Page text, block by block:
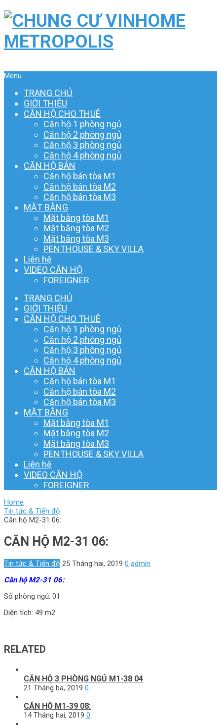
Menu
TRANG CHỦ
GIỚI THIỆU
CĂN HỘ CHO THUÊ
Căn hộ 1 phòng ngủ
Căn hộ 2 phòng ngủ
Căn hộ 3 phòng ngủ
Căn hộ 4 phòng ngủ
CĂN HỘ BÁN
Căn hộ bán tòa M1
Căn hộ bán tòa M2
Căn hộ bán tòa M3
MẶT BẰNG
Mặt bằng tòa M1
Mặt bằng tòa M2
Mặt bằng tòa M3
PENTHOUSE & SKY VILLA
Liên hệ
VIDEO CĂN HỘ
FOREIGNER
TRANG CHỦ
GIỚI THIỆU
CĂN HỘ CHO THUÊ
Căn hộ 1 phòng ngủ
Căn hộ 2 phòng ngủ
Căn hộ 3 phòng ngủ
Căn hộ 4 phòng ngủ
CĂN HỘ BÁN
Căn hộ bán tòa M1
Căn hộ bán tòa M2
Căn hộ bán tòa M3
MẶT BẰNG
Mặt bằng tòa M1
Mặt bằng tòa M2
Mặt bằng tòa M3
PENTHOUSE & SKY VILLA
Liên hệ
VIDEO CĂN HỘ
FOREIGNER
Home
Tin tức & Tiến độ
Căn hộ M2-31 06:
CĂN HỘ M2-31 06:
Tin tức & Tiến độ 25 Tháng hai, 2019 0 admin
Căn hộ M2-31 06:
Số phòng ngủ: 01
Diện tích: 49 m2
RELATED
CĂN HỘ 3 PHÒNG NGỦ M1-38 04
21 Tháng ba, 2019 0
CĂN HỘ M1-39 08:
14 Tháng hai, 2019 0